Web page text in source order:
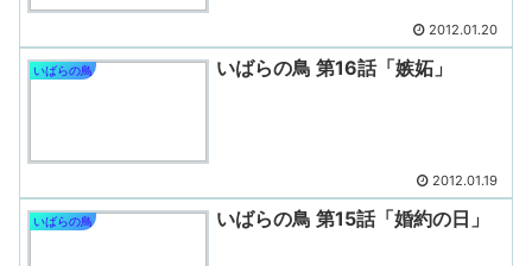
2012.01.20
いばらの鳥 いばらの鳥 第16話「嫉妬」
2012.01.19
いばらの鳥 いばらの鳥 第15話「婚約の日」